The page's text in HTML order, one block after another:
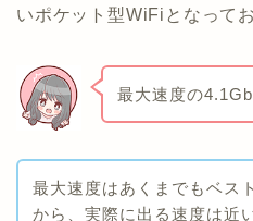
いポケット型WiFiとなって
最大速度の
最大速度はあくまでもベス
から、実際に出る速度は近